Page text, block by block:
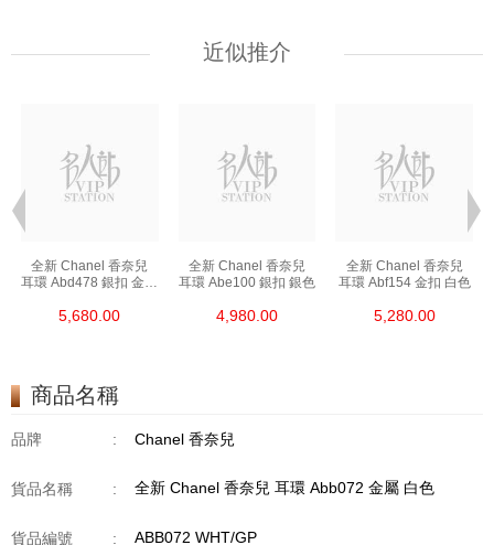
近似推介
全新 Chanel 香奈兒
耳環 Abd478 銀扣 金屬
5,680.00
全新 Chanel 香奈兒
耳環 Abe100 銀扣 銀色
4,980.00
全新 Chanel 香奈兒
耳環 Abf154 金扣 白色
5,280.00
商品名稱
品牌 : Chanel 香奈兒
貨品名稱 : 全新 Chanel 香奈兒 耳環 Abb072 金屬 白色
貨品編號 : ABB072 WHT/GP